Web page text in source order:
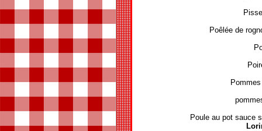
Poêlée de
Poule au pot sauce